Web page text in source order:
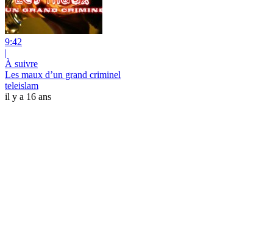
9:42
|
À suivre
Les maux d’un grand criminel
teleislam
il y a 16 ans